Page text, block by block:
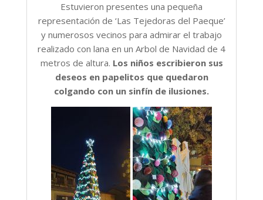
Estuvieron presentes una pequeña
representación de ‘Las Tejedoras del Paeque’
y numerosos vecinos para admirar el trabajo
realizado con lana en un Arbol de Navidad de 4
metros de altura. Los niños escribieron sus
deseos en papelitos que quedaron
colgando con un sinfín de ilusiones.